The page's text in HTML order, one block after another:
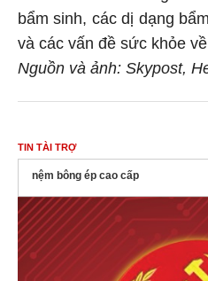
bẩm sinh, các dị dạng
và các vấn đề sức khỏe
Nguồn và ảnh: Skypost,
TIN TÀI TRỢ
nệm bông ép cao cấp